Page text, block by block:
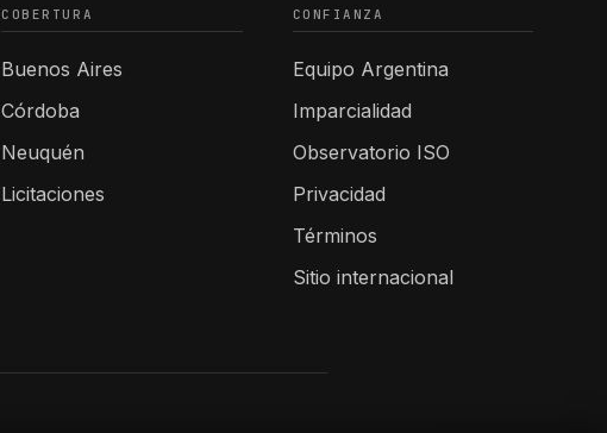
COBERTURA
Buenos Aires
Córdoba
Neuquén
Licitaciones
CONFIANZA
Equipo Argentina
Imparcialidad
Observatorio ISO
Privacidad
Términos
Sitio internacional